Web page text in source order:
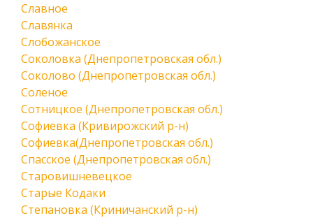
Славное
Славянка
Слобожанское
Соколовка (Днепропетровская обл.)
Соколово (Днепропетровская обл.)
Соленое
Сотницкое (Днепропетровская обл.)
Софиевка (Кривирожский р-н)
Софиевка(Днепропетровская обл.)
Спасское (Днепропетровская обл.)
Старовишневецкое
Старые Кодаки
Степановка (Криничанский р-н)